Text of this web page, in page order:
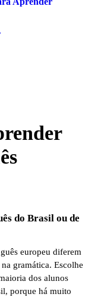
do Brasil ou de
europeu diferem
gramática. Escolhe
dos alunos
porque há muito